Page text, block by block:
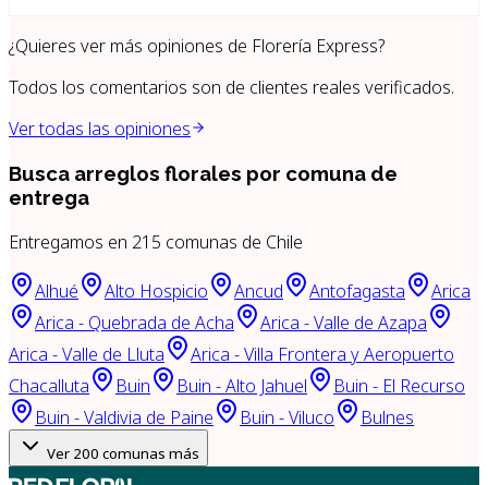
¿Quieres ver más opiniones de Florería Express?
Todos los comentarios son de clientes reales verificados.
Ver todas las opiniones
Busca arreglos florales por comuna de
entrega
Entregamos en 215 comunas de Chile
Alhué Alto Hospicio Ancud Antofagasta
Arica
Arica - Quebrada de Acha
Arica - Valle de Azapa
Arica - Valle de Lluta
Arica - Villa Frontera y Aeropuerto
Chacalluta
Buin Buin - Alto Jahuel
Buin - El Recurso
Buin - Valdivia de Paine
Buin - Viluco Bulnes
Ver 200 comunas más